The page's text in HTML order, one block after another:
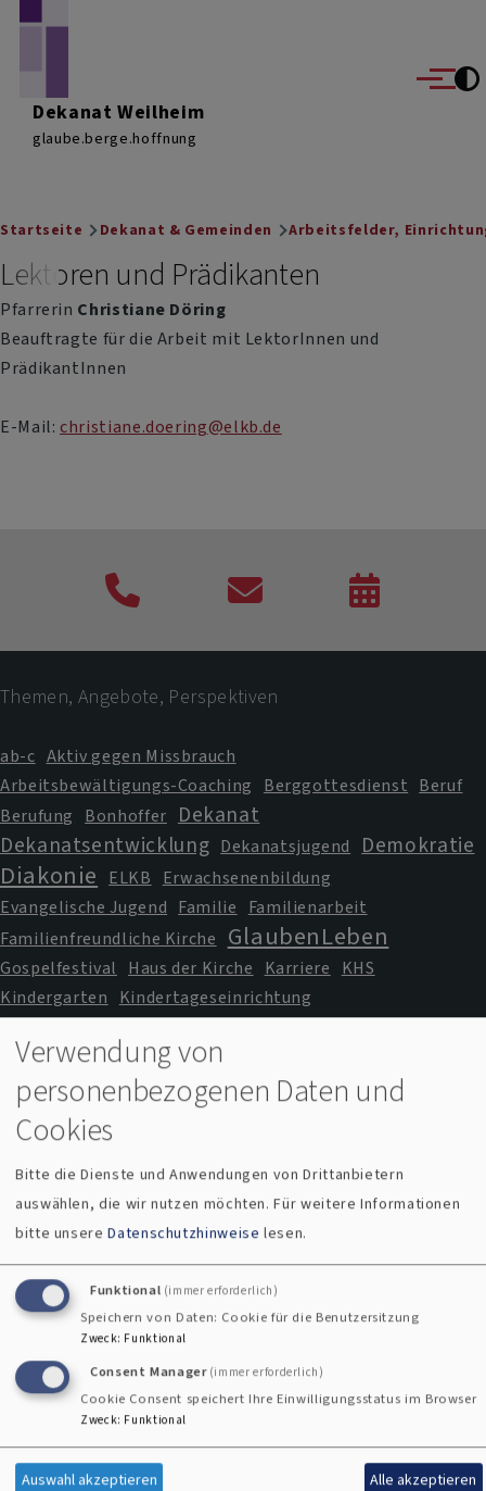
Dekanat Weilheim
glaube.berge.hoffnung
Menü
Breadcrumb
Startseite Dekanat & Gemeinden Arbeitsfelder,
Lektoren und Prädikanten
Pfarrerin Christiane Döring
Beauftragte für die Arbeit mit LektorInnen und
PrädikantInnen
E-Mail:christiane.doering@elkb.de
Telefon Kontaktformular
Themen, Angebote, Perspektiven
ab-c Aktiv gegen Missbrauch
Arbeitsbewältigungs-Coaching
Berggottesdienst Beruf
Berufung
Bonhoffer
Dekanat
Dekanatsentwicklung Dekanatsjugend Demokratie
Diakonie ELKB
Erwachsenenbildung
Evangelische Jugend Familie
Familienarbeit
Familienfreundliche Kirche
GlaubenLeben
Gospelfestival Haus der Kirche Karriere
KHS
Kindergarten
Kindertageseinrichtung
Kirche im Urlaub
Kirchenmusik
KITA Klima
Kriegsdienstverweigerung Kulturdolmetscher
Lindenbichl
Naturspiritualität
Pfarramt Pilgern Profil und Konzentration
Prävention Schöpfung bewahren SeeTalk
Seniorenarbeit Seniorenseelsorge Sommerpredigtreihe
Spiritualität
Umweltschutz
Weihnachten
Kontakt
Am Öferl 8 | 82362 Weilheim
Telefon:+49 881 9291 40
Verwendung von
personenbezogenen Daten und
Cookies
Bitte die Dienste und Anwendungen von Drittanbietern
auswählen, die wir nutzen möchten.Für weitere Informationen
bitte unsereDatenschutzhinweise lesen.
Funktional (immer erforderlich)
Speichern von Daten: Cookie für die Benutzersitzung
Zweck: Funktional
Consent Manager (immer erforderlich)
Cookie Consent speichert Ihre Einwilligungsstatus im Browser
Zweck: Funktional
Auswahl akzeptieren Alle akzeptieren